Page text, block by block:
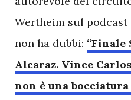
Wertheim sul podcast
non ha dubbi:
Alcaraz. Vince
non è una